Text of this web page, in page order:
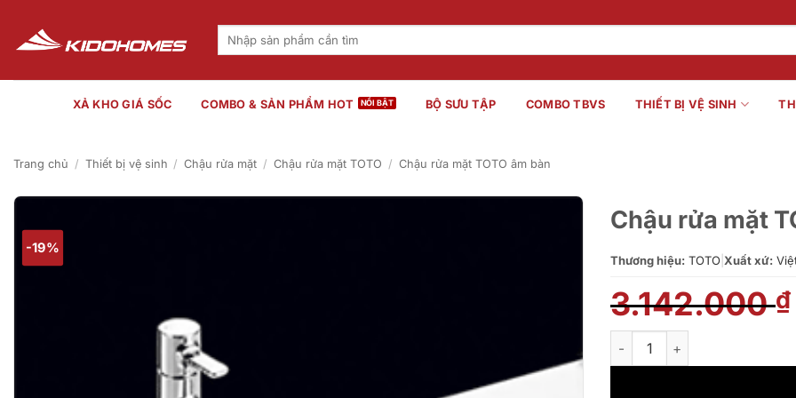
nội
dung
Tìm
XẢ KHO GIÁ SỐC COMBO & SẢN PHẨM HOT BỘ SƯU TẬP COMBO TBVS THIẾT BỊ VỆ SINH
Trang chủ / Thiết bị vệ sinh / Chậu rửa mặt / Chậu rửa mặt TOTO / Chậu rửa mặt TOTO âm bàn
-19%
Chậu rửa mặt
Thương hiệu: TOTO Xuất xứ:
3.142.000₫
Chậu rửa mặt TOTO